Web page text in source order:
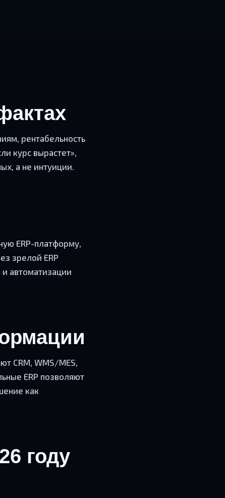
рентабельность
курс вырастет»,
а не интуиции.
ERP-платформу,
зрелой ERP
автоматизации
CRM, WMS/MES,
ERP позволяют
как
году